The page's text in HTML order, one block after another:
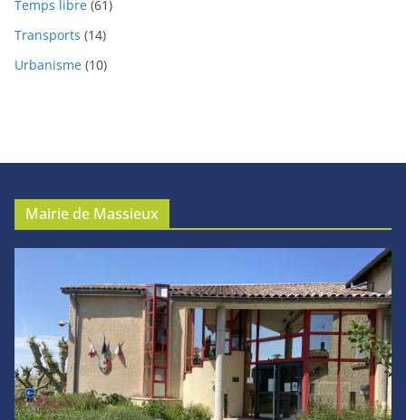
Temps libre (61)
Transports (14)
Urbanisme (10)
Mairie de Massieux